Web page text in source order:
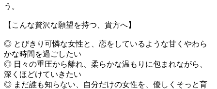
う。
【こんな贅沢な願望を持つ、貴方へ】
◎ とびきり可憐な女性と、恋をしているような甘くやわら
かな時間を過ごしたい
◎ 日々の重圧から離れ、柔らかな温もりに包まれながら、
深くほどけていきたい
◎ まだ誰も知らない、自分だけの女性を、優しくそっと育